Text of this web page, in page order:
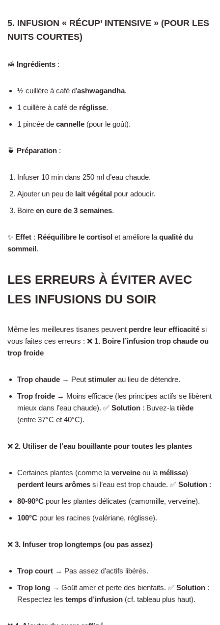
5. INFUSION « RÉCUP’ INTENSIVE » (POUR LES
NUITS COURTES)
🍯 Ingrédients :
½ cuillère à café d’ashwagandha.
1 cuillère à café de réglisse.
1 pincée de cannelle (pour le goût).
🍵 Préparation :
Infuser 10 min dans 250 ml d’eau chaude.
Ajouter un peu de lait végétal pour adoucir.
Boire en cure de 3 semaines.
✨ Effet : Rééquilibre le cortisol et améliore la qualité du
sommeil.
LES ERREURS À ÉVITER AVEC
LES INFUSIONS DU SOIR
Même les meilleures tisanes peuvent perdre leur efficacité si
vous faites ces erreurs : ❌ 1. Boire l’infusion trop chaude ou
trop froide
Trop chaude → Peut stimuler au lieu de détendre.
Trop froide → Moins efficace (les principes actifs se libèrent
mieux dans l’eau chaude). ✅ Solution : Buvez-la tiède
(entre 37°C et 40°C).
❌ 2. Utiliser de l’eau bouillante pour toutes les plantes
Certaines plantes (comme la verveine ou la mélisse)
perdent leurs arômes si l’eau est trop chaude. ✅ Solution :
80-90°C pour les plantes délicates (camomille, verveine).
100°C pour les racines (valériane, réglisse).
❌ 3. Infuser trop longtemps (ou pas assez)
Trop court → Pas assez d’actifs libérés.
Trop long → Goût amer et perte des bienfaits. ✅ Solution :
Respectez les temps d’infusion (cf. tableau plus haut).